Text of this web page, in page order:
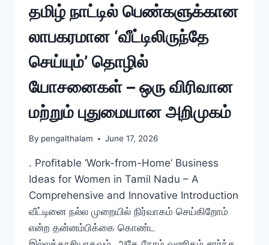
தமிழ் நாட்டில் பெண்களுக்கான
லாபகரமான ‘வீட்டிலிருந்தே
செய்யும்’ தொழில்
யோசனைகள் – ஒரு விரிவான
மற்றும் புதுமையான அறிமுகம்
By pengalthalam June 17, 2026
. Profitable ‘Work-from-Home’ Business
Ideas for Women in Tamil Nadu – A
Comprehensive and Innovative Introduction
வீட்டினை நல்ல முறையில் நிர்வாகம் செய்கிறோம்
என்ற தன்னம்பிக்கை கொண்ட